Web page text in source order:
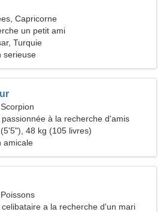
Capricorne
un petit ami
Turquie
serieuse
à la recherche d'amis
48 kg (105 livres)
amicale
celibataire a la recherche d'un mari